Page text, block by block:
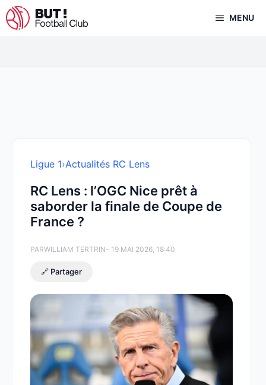
Aller
au
MENU
Ligue 1›Actualités RC Lens
RC Lens : l’OGC Nice prêt à
saborder la finale de Coupe de
France ?
PARWILLIAM TERTRIN- 19 MAI 2026, 18:40
🔗 Partager